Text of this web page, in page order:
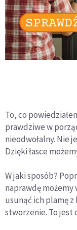
To, co
prawdziwe w
nieodwołalny. Nie
Dzięki łasce
W jaki sposób?
naprawdę możemy
usunąć ich plamę
stworzenie. To jest